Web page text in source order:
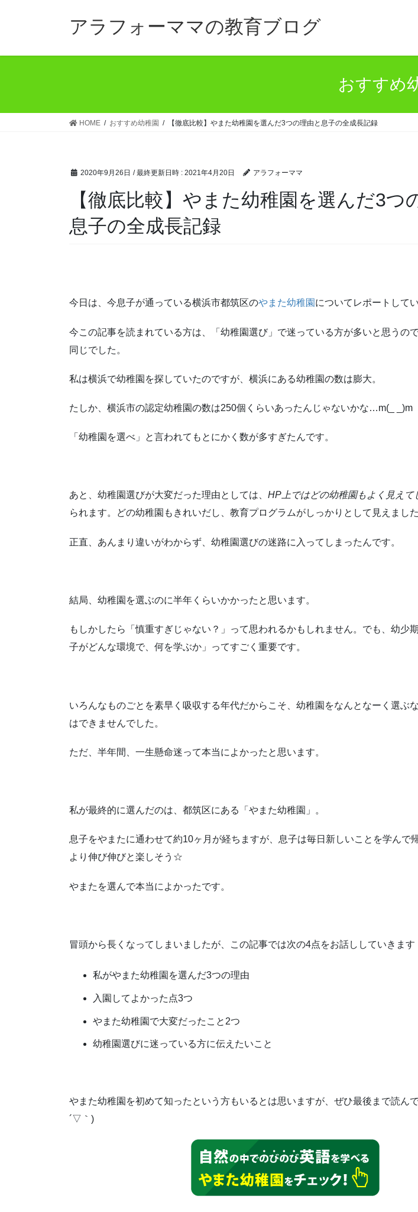
アラフォーママの教育ブログ
おすすめ
HOME おすすめ幼稚園 【徹底比較】やまた幼稚園を選んだ3つの理由と息子の全成長記録
2020年9月26日 / 最終更新日時 : 2021年4月20日 アラフォーママ
【徹底比較】やまた幼稚園を選んだ3つ
息子の全成長記録
今日は、今息子が通っている横浜市都筑区のやまた幼稚園 についてレポートして
今この記事を読まれている方は、「幼稚園選び」で迷っている方が多いと思うの
同じでした。
私は横浜で幼稚園を探していたのですが、横浜にある幼稚園の数は膨大。
たしか、横浜市の認定幼稚園の数は250個くらいあったんじゃないかな…m(_ _)m
「幼稚園を選べ」と言われてもとにかく数が多すぎたんです。
あと、幼稚園選びが大変だった理由としては、 HP上ではどの幼稚園もよく見えて
られます。
どの幼稚園もきれいだし、教育プログラムがしっかりとして見えまし
正直、あんまり違いがわからず、幼稚園選びの迷路に入ってしまったんです。
結局、幼稚園を選ぶのに半年くらいかかったと思います。
もしかしたら「慎重すぎじゃない？」って思われるかもしれません。 でも、幼少
子がどんな環境で、何を学ぶか」ってすごく重要です。
いろんなものごとを素早く吸収する年代だからこそ、幼稚園をなんとなーく選ぶ
はできませんでした。
ただ、半年間、一生懸命迷って本当によかったと思います。
私が最終的に選んだのは、都筑区にある「やまた幼稚園」 。
息子をやまたに通わせて約10ヶ月が経ちますが、息子は毎日新しいことを学んで
より伸び伸びと楽しそう☆
やまたを選んで本当によかったです。
冒頭から長くなってしまいましたが、この記事では次の4点をお話ししていきます
私がやまた幼稚園を選んだ3つの理由
入園してよかった点3つ
やまた幼稚園で大変だったこと2つ
幼稚園選びに迷っている方に伝えたいこと
やまた幼稚園を初めて知ったという方もいるとは思いますが、ぜひ最後まで読ん
´▽｀)